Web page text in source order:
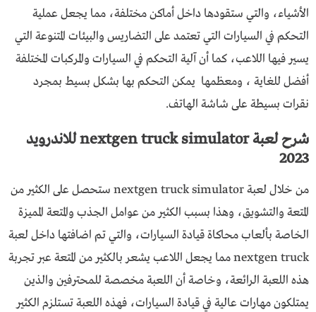
الأشياء، والتي ستقودها داخل أماكن مختلفة، مما يجعل عملية
التحكم في السيارات التي تعتمد على التضاريس والبيئات المتنوعة التي
يسير فيها اللاعب، كما أن آلية التحكم في السيارات والمركبات المختلفة
أفضل للغاية ، ومعظمها يمكن التحكم بها بشكل بسيط بمجرد
نقرات بسيطة على شاشة الهاتف.
شرح لعبة nextgen truck simulator للاندرويد
2023
من خلال لعبة nextgen truck simulator ستحصل على الكثير من
المتعة والتشويق، وهذا بسبب الكثير من عوامل الجذب والمتعة المميزة
الخاصة بألعاب محاكاة قيادة السيارات، والتي تم اضافتها داخل لعبة
nextgen truck مما يجعل اللاعب يشعر بالكثير من المتعة عبر تجربة
هذه اللعبة الرائعة، وخاصة أن اللعبة مخصصة للمحترفين والذين
يمتلكون مهارات عالية في قيادة السيارات، فهذه اللعبة تستلزم الكثير